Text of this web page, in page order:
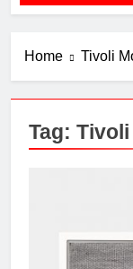
Home Tivoli
Tag: Tivoli